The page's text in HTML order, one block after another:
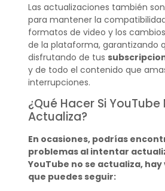
Las actualizaciones también
para mantener la
formatos de video y los
de la plataforma, garantizando
disfrutando de tus
y de todo el contenido que
interrupciones.
¿Qué Hacer Si YouTube
Actualiza?
En ocasiones, podrías
problemas al intentar
YouTube no se actualiza,
que puedes seguir: